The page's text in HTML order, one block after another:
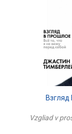
Vzgliad v